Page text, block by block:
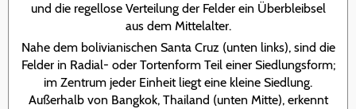
und die regellose Verteilung der Felder ein Überbleibsel
aus dem Mittelalter.
Nahe dem bolivianischen Santa Cruz (unten links), sind die
Felder in Radial- oder Tortenform Teil einer Siedlungsform;
im Zentrum jeder Einheit liegt eine kleine Siedlung.
Außerhalb von Bangkok, Thailand (unten Mitte), erkennt